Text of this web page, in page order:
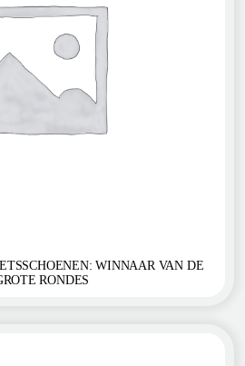
WINNAAR VAN DE
RONDES